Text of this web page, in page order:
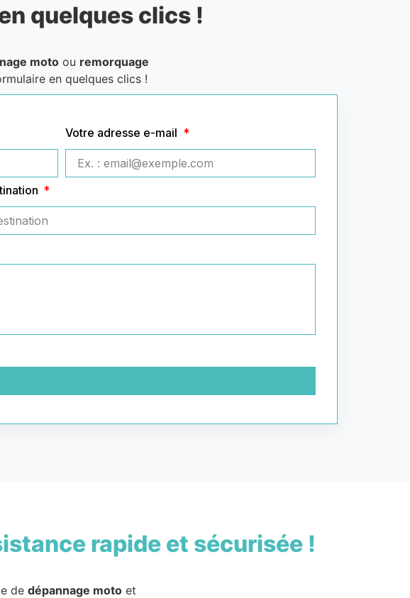
quelques clics !
motoou remorquage
en quelques clics !
Votre adresse e-mail
rapide et sécurisée !
de dépannage motoet